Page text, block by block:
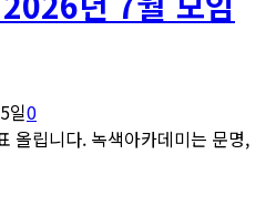
일0
올립니다. 녹색아카데미는 문명,